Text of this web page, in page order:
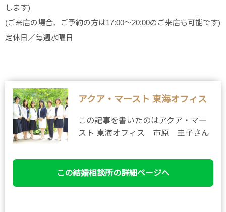
します)
(ご来店の場合、ご予約の方は17:00～20:00のご来店も可能です)
定休日／毎週水曜日
アクア・マースト 東海オフィス
この記事を書いたのはアクア・マー
スト 東海オフィス 市原 圭子さん
この結婚相談所の詳細ページへ